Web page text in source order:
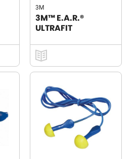
3M
3M™ E.A.R.®
ULTRAFIT